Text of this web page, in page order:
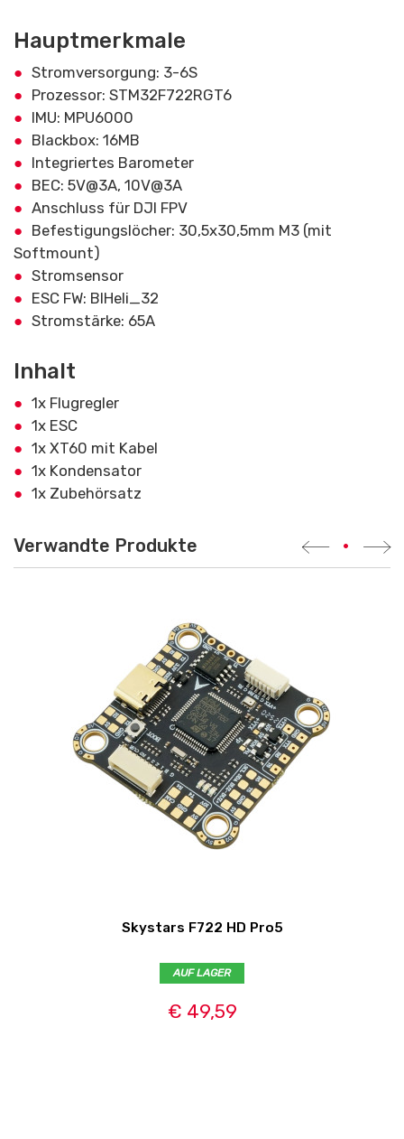
Hauptmerkmale
Stromversorgung: 3-6S
Prozessor: STM32F722RGT6
IMU: MPU6000
Blackbox: 16MB
Integriertes Barometer
BEC: 5V@3A, 10V@3A
Anschluss für DJI FPV
Befestigungslöcher: 30,5x30,5mm M3 (mit
Softmount)
Stromsensor
ESC FW: BlHeli_32
Stromstärke: 65A
Inhalt
1x Flugregler
1x ESC
1x XT60 mit Kabel
1x Kondensator
1x Zubehörsatz
Verwandte Produkte •
Skystars F722 HD Pro5
AUF LAGER
€ 49,59